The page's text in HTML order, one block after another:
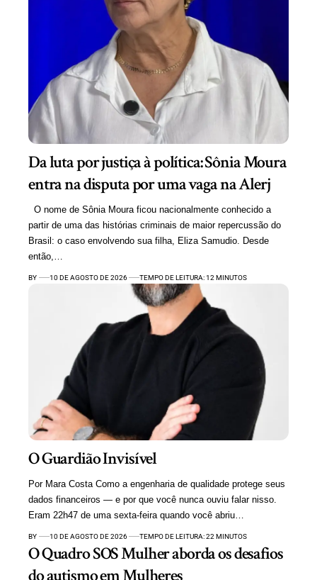
Da luta por justiça à política: Sônia Moura
entra na disputa por uma vaga na Alerj
O nome de Sônia Moura ficou nacionalmente conhecido a
partir de uma das histórias criminais de maior repercussão do
Brasil: o caso envolvendo sua filha, Eliza Samudio. Desde
então,…
BY 10 DE AGOSTO DE 2026 TEMPO DE LEITURA: 12 MINUTOS
O Guardião Invisível
Por Mara Costa Como a engenharia de qualidade protege seus
dados financeiros — e por que você nunca ouviu falar nisso.
Eram 22h47 de uma sexta-feira quando você abriu…
BY 10 DE AGOSTO DE 2026 TEMPO DE LEITURA: 22 MINUTOS
O Quadro SOS Mulher aborda os desafios
do autismo em Mulheres